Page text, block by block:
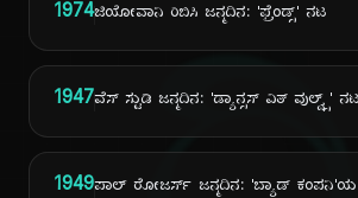
1974ಜಿಯೋವಾನಿ ರಿಬಿಸಿ ಜನ್ಮದಿನ: 'ಫ್ರೆಂಡ್ಸ್' ನಟ
1947ವೆಸ್ ಸ್ಟುಡಿ ಜನ್ಮದಿನ: 'ಡ್ಯಾನ್ಸಸ್ ವಿತ್ ವುಲ್ವ್ಸ್' ನಟ
1949ಪಾಲ್ ರೋಜರ್ಸ್ ಜನ್ಮದಿನ: 'ಬ್ಯಾಡ್